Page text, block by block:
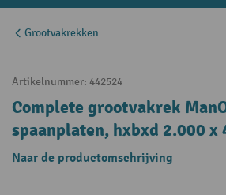
Grootvakrekken
Artikelnummer: 442524
Complete grootvakrek
spaanplaten, hxbxd 2.000 x
Naar de productomschrijving